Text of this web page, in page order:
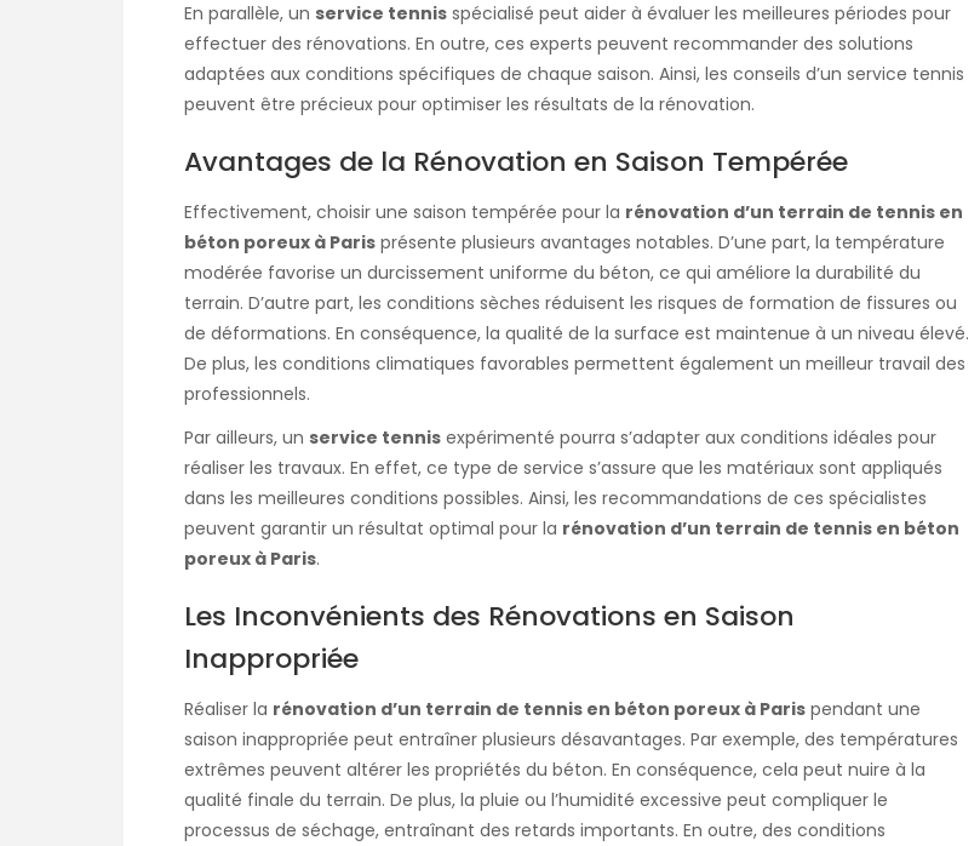
En parallèle, un service tennis spécialisé peut aider à évaluer les meilleures périodes pour
effectuer des rénovations. En outre, ces experts peuvent recommander des solutions
adaptées aux conditions spécifiques de chaque saison. Ainsi, les conseils d’un service tennis
peuvent être précieux pour optimiser les résultats de la rénovation.
Avantages de la Rénovation en Saison Tempérée
Effectivement, choisir une saison tempérée pour la rénovation d’un terrain de tennis en
béton poreux à Paris présente plusieurs avantages notables. D’une part, la température
modérée favorise un durcissement uniforme du béton, ce qui améliore la durabilité du
terrain. D’autre part, les conditions sèches réduisent les risques de formation de fissures ou
de déformations. En conséquence, la qualité de la surface est maintenue à un niveau élevé.
De plus, les conditions climatiques favorables permettent également un meilleur travail des
professionnels.
Par ailleurs, un service tennis expérimenté pourra s’adapter aux conditions idéales pour
réaliser les travaux. En effet, ce type de service s’assure que les matériaux sont appliqués
dans les meilleures conditions possibles. Ainsi, les recommandations de ces spécialistes
peuvent garantir un résultat optimal pour la rénovation d’un terrain de tennis en béton
poreux à Paris.
Les Inconvénients des Rénovations en Saison
Inappropriée
Réaliser la rénovation d’un terrain de tennis en béton poreux à Paris pendant une
saison inappropriée peut entraîner plusieurs désavantages. Par exemple, des températures
extrêmes peuvent altérer les propriétés du béton. En conséquence, cela peut nuire à la
qualité finale du terrain. De plus, la pluie ou l’humidité excessive peut compliquer le
processus de séchage, entraînant des retards importants. En outre, des conditions